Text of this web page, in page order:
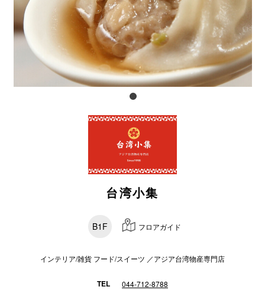
台湾小集
B1F フロアガイド
インテリア/雑貨 フード/スイーツ ／アジア台湾物産専門店
TEL 044-712-8788
施設案内
アクセ
スタッ